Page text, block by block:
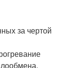
за чертой